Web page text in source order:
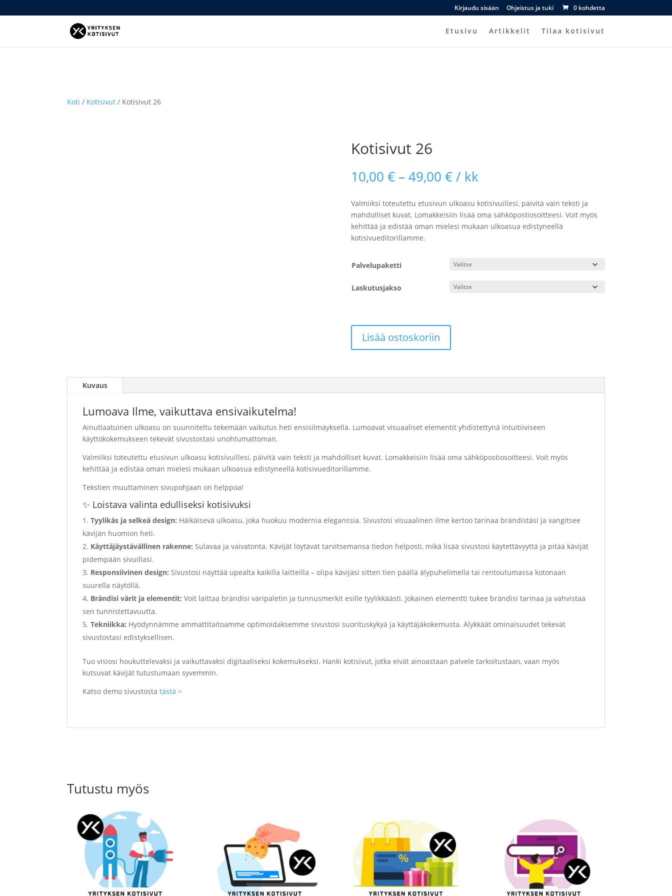
Kirjaudu sisään Ohjeistus ja tuki 0 kohdetta
Etusivu Artikkelit Tilaa kotisivut
Koti / Kotisivut / Kotisivut 26
Kotisivut 26
10,00 € – 49,00 €Hintaluokka:
10,00 €
-
49,00 €
/ kk
Valmiiksi toteutettu etusivun ulkoasu kotisivuillesi, päivitä vain teksti ja
mahdolliset kuvat. Lomakkeisiin lisää oma sähköpostiosoitteesi. Voit myös
kehittää ja edistää oman mielesi mukaan ulkoasua edistyneellä
kotisivueditorillamme.
Palvelupaketti
Laskutusjakso
Lisää ostoskoriin
Kuvaus
Lumoava Ilme, vaikuttava ensivaikutelma!
Ainutlaatuinen ulkoasu on suunniteltu tekemään vaikutus heti ensisilmäyksellä. Lumoavat visuaaliset elementit yhdistettynä intuitiiviseen
käyttökokemukseen tekevät sivustostasi unohtumattoman.
Valmiiksi toteutettu etusivun ulkoasu kotisivuillesi, päivitä vain teksti ja mahdolliset kuvat. Lomakkeisiin lisää oma sähköpostiosoitteesi. Voit myös
kehittää ja edistää oman mielesi mukaan ulkoasua edistyneellä kotisivueditorillamme.
Tekstien muuttaminen sivupohjaan on helppoa!
✨ Loistava valinta edulliseksi kotisivuksi
Tyylikäs ja selkeä design: Häikäisevä ulkoasu, joka huokuu modernia eleganssia. Sivustosi visuaalinen ilme kertoo tarinaa brändistäsi ja vangitsee
kävijän huomion heti.
Käyttäjäystävällinen rakenne: Sulavaa ja vaivatonta. Kävijät löytävät tarvitsemansa tiedon helposti, mikä lisää sivustosi käytettävyyttä ja pitää kävijät
pidempään sivuillasi.
Responsiivinen design: Sivustosi näyttää upealta kaikilla laitteilla – olipa kävijäsi sitten tien päällä älypuhelimella tai rentoutumassa kotonaan
suurella näytöllä.
Brändisi värit ja elementit: Voit laittaa brändisi väripaletin ja tunnusmerkit esille tyylikkäästi. Jokainen elementti tukee brändisi tarinaa ja vahvistaa
sen tunnistettavuutta.
Tekniikka: Hyödynnämme ammattitaitoamme optimoidaksemme sivustosi suorituskykyä ja käyttäjäkokemusta. Älykkäät ominaisuudet tekevät
sivustostasi edistyksellisen.
Tuo visiosi houkuttelevaksi ja vaikuttavaksi digitaaliseksi kokemukseksi. Hanki kotisivut, jotka eivät ainoastaan palvele tarkoitustaan, vaan myös
kutsuvat kävijät tutustumaan syvemmin.
Katso demo sivustostatästä >
Tutustu myös